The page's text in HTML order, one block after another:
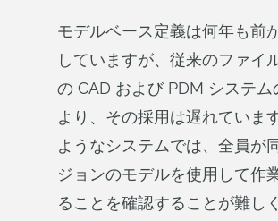
モデルベース定義は何年も前
していますが、従来のファイ
の CAD および PDM システム
より、その採用は遅れていま
ようなシステムでは、全員が
ジョンのモデルを使用して作
ることを確認することが難し